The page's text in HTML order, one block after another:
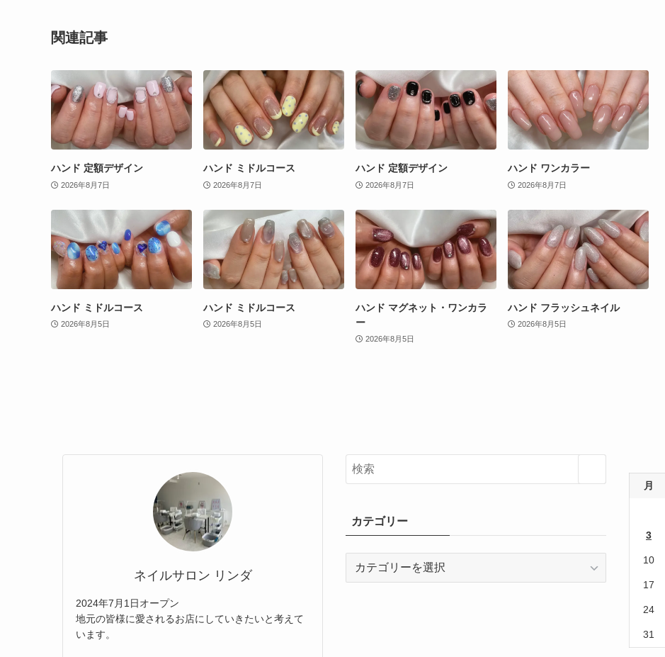
関連記事
ハンド 定額デザイン
2026年8月7日
ハンド ミドルコース
2026年8月7日
ハンド 定額デザイン
2026年8月7日
ハンド ワンカラー
2026年8月7日
ハンド ミドルコース
2026年8月5日
ハンド ミドルコース
2026年8月5日
ハンド マグネット・ワンカラ
ー
2026年8月5日
ハンド フラッシュネイル
2026年8月5日
ネイルサロン リンダ
2024年7月1日オープン
地元の皆様に愛されるお店にしていきたいと考えて
います。
カテゴリー
月
3
10
17
24
31